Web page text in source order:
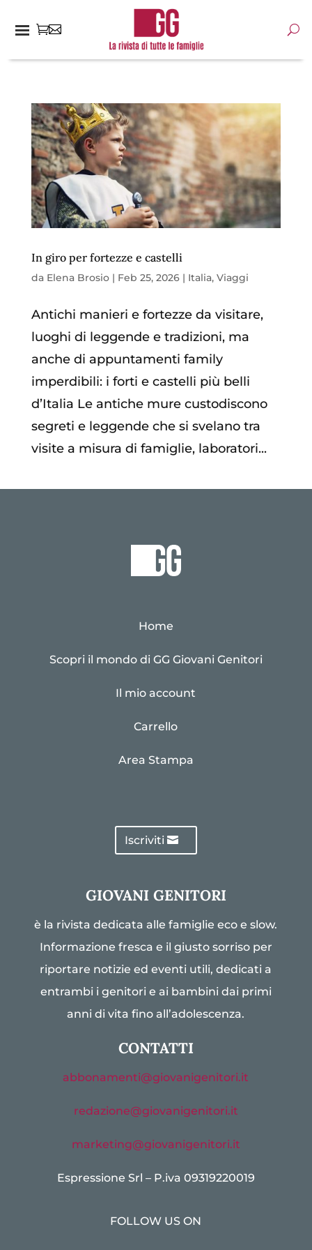
In giro per fortezze e castelli
da Elena Brosio| Feb 25, 2026| Italia, Viaggi
Antichi manieri e fortezze da visitare,
luoghi di leggende e tradizioni, ma
anche di appuntamenti family
imperdibili: i forti e castelli più belli
d’Italia Le antiche mure custodiscono
segreti e leggende che si svelano tra
visite a misura di famiglie, laboratori...
Home
Scopri il mondo di GG Giovani Genitori
Il mio account
Carrello
Area Stampa
Iscriviti
GIOVANI GENITORI
è la rivista dedicata alle famiglie eco e slow.
Informazione fresca e il giusto sorriso per
riportare notizie ed eventi utili, dedicati a
entrambi i genitori e ai bambini dai primi
anni di vita fino all’adolescenza.
CONTATTI
abbonamenti@giovanigenitori.it
redazione@giovanigenitori.it
marketing@giovanigenitori.it
Espressione Srl – P.iva 09319220019
FOLLOW US ON